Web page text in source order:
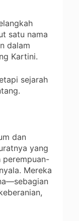
satu nama
dalam
Kartini.
sejarah
dan
yang
perempuan-
Mereka